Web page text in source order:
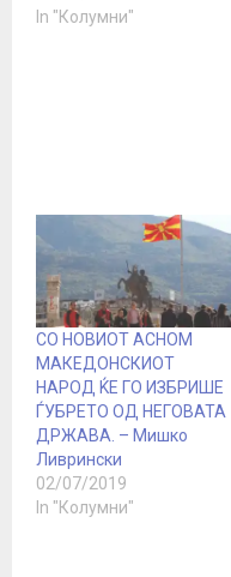
In "Колумни"
СО НОВИОТ АСНОМ
МАКЕДОНСКИОТ
НАРОД ЌЕ ГО ИЗБРИШЕ
ЃУБРЕТО ОД НЕГОВАТА
ДРЖАВА. – Мишко
Ливрински
02/07/2019
In "Колумни"